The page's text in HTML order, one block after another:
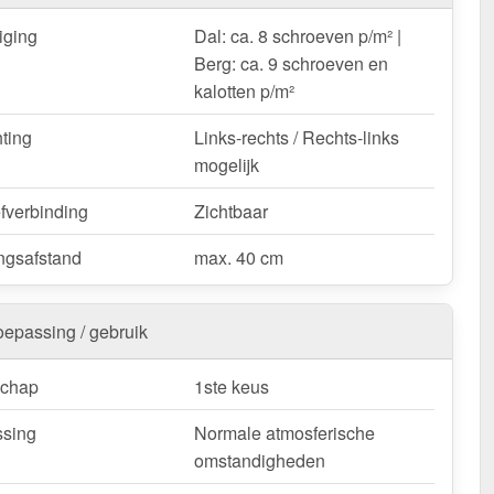
Felsplaat 33/500-LE | Dak – Snelle levering & met 10
weerbestendig, op maat gemaakt - bestel nu en profiteer
levering!
/ customisatie van herroepingsrecht uitgezonderd
Dal: ca. 8 schroeven p/m² |
Berg: ca. 9 schroeven en
kalotten p/m²
Links-rechts / Rechts-links
mogelijk
Zichtbaar
max. 40 cm
/ gebruik
1ste keus
Normale atmosferische
omstandigheden